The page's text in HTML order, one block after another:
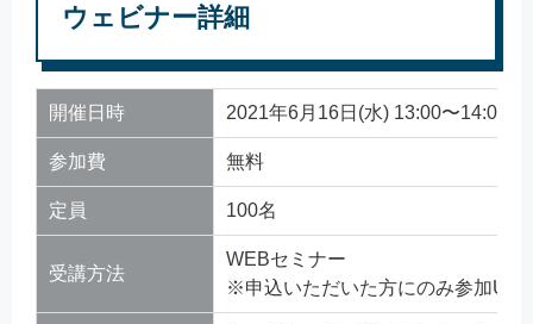
ウェビナー詳細
開催日時 2021年6月16日(水) 13:00〜14:00
参加費 無料
定員 100名
受講方法
WEBセミナー
※申込いただいた方にのみ参加